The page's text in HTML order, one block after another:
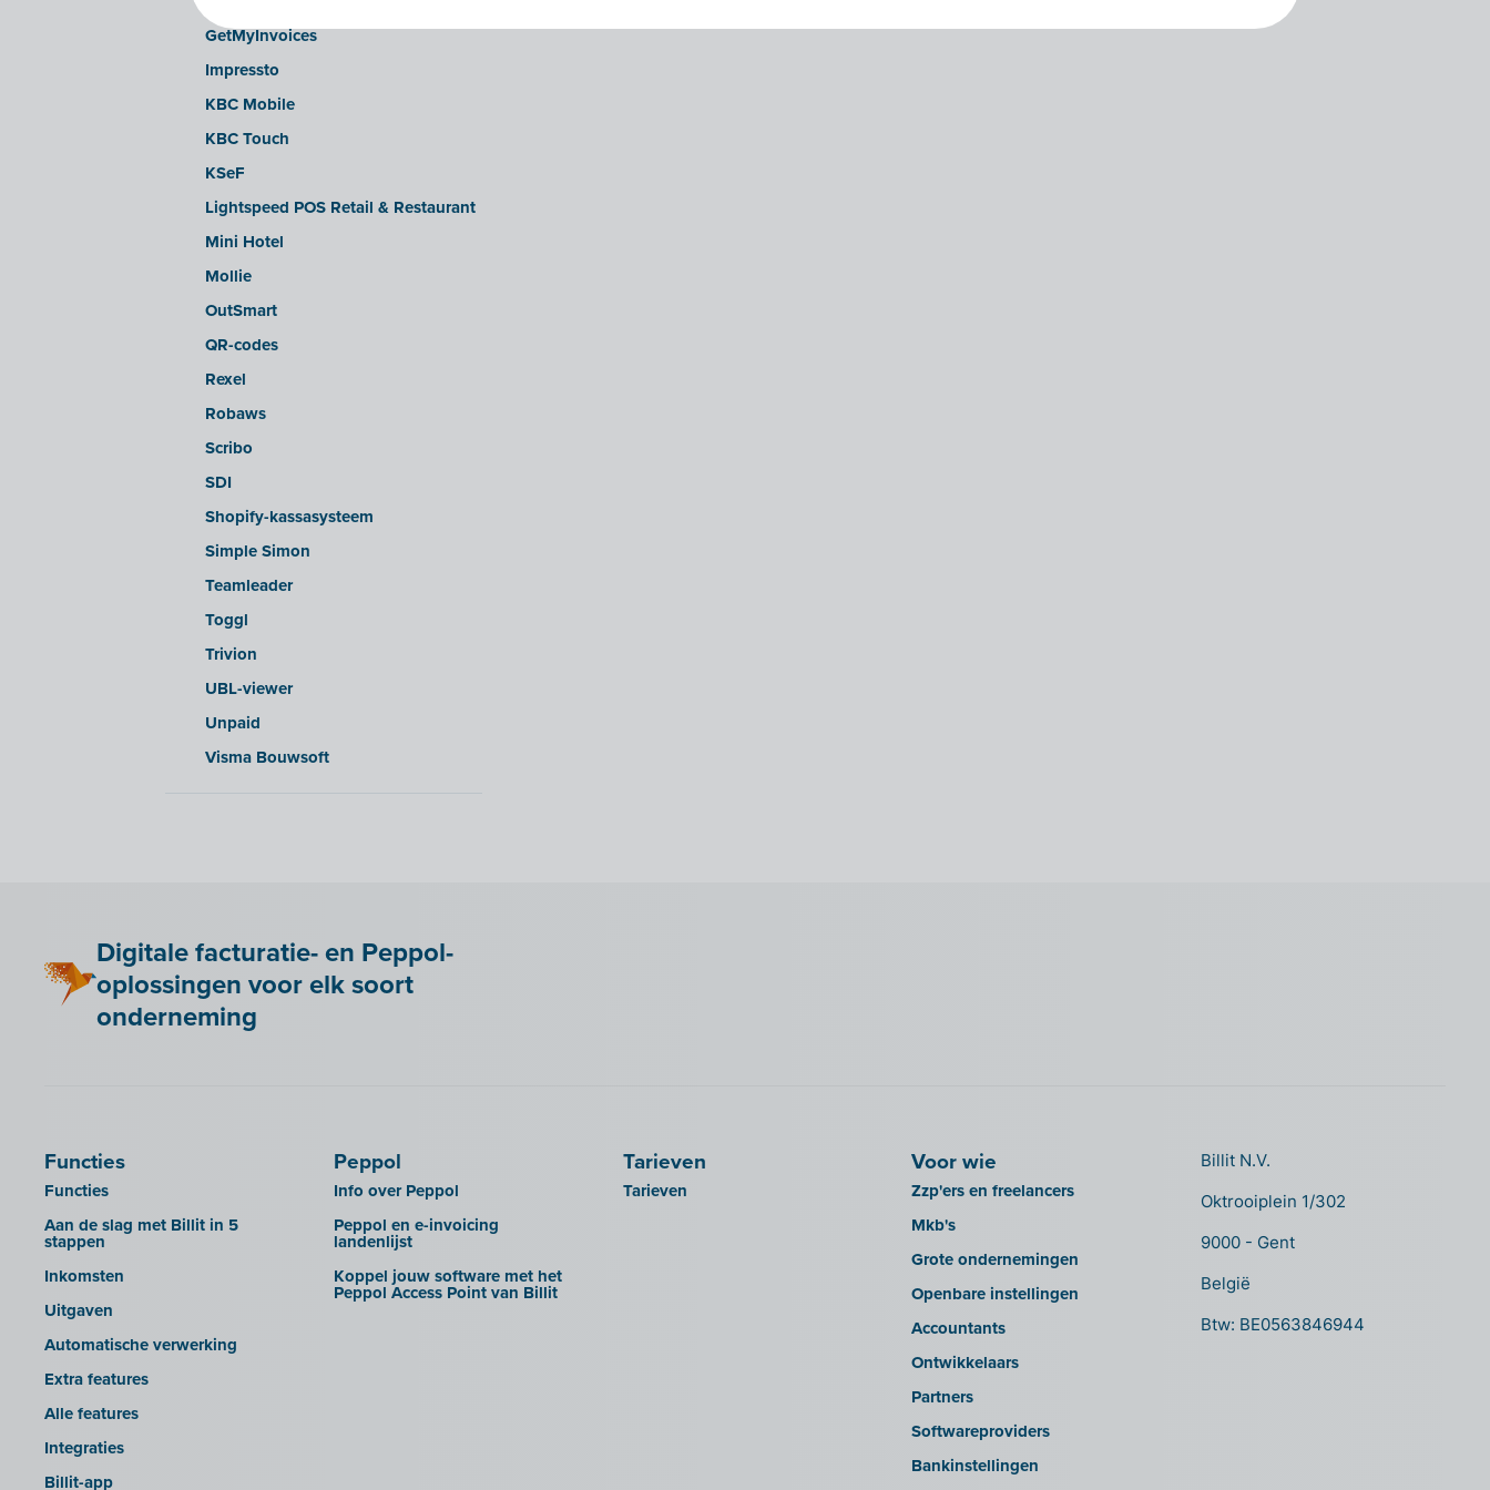
GetMyInvoices
Impressto
KBC Mobile
KBC Touch
KSeF
Lightspeed POS Retail & Restaurant
Mini Hotel
Mollie
OutSmart
QR-codes
Rexel
Robaws
Scribo
SDI
Shopify-kassasysteem
Simple Simon
Teamleader
Toggl
Trivion
UBL-viewer
Unpaid
Visma Bouwsoft
Digitale facturatie- en Peppol-
oplossingen voor elk soort
onderneming
Functies
Functies
Aan de slag met Billit in 5
stappen
Inkomsten
Uitgaven
Automatische verwerking
Extra features
Alle features
Integraties
Billit-app
Peppol
Info over Peppol
Peppol en e-invoicing
landenlijst
Koppel jouw software met het
Peppol Access Point van Billit
Tarieven
Tarieven
Voor wie
Zzp'ers en freelancers
Mkb's
Grote ondernemingen
Openbare instellingen
Accountants
Ontwikkelaars
Partners
Softwareproviders
Bankinstellingen
Billit N.V.
Oktrooiplein 1/302
9000 - Gent
België
Btw: BE0563846944